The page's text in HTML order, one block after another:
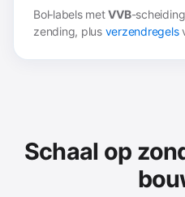
Bol‑labels metVVB-
zending, plus verzendregels
Schaal op